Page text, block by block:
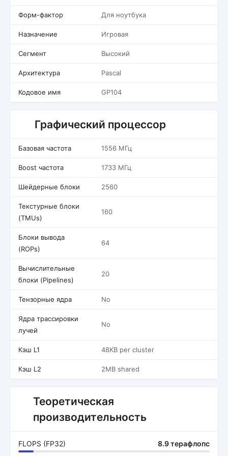
Форм-фактор Для ноутбука
Назначение Игровая
Сегмент Высокий
Архитектура Pascal
Кодовое имя GP104
Графический процессор
Базовая частота 1556 МГц
Boost частота 1733 МГц
Шейдерные блоки 2560
Текстурные блоки
(TMUs)
160
Блоки вывода
(ROPs)
64
Вычислительные
блоки (Pipelines)
20
Тензорные ядра No
Ядра трассировки
лучей
No
Кэш L1 48KB per cluster
Кэш L2 2MB shared
Теоретическая
производительность
FLOPS (FP32) 8.9 терафлопс